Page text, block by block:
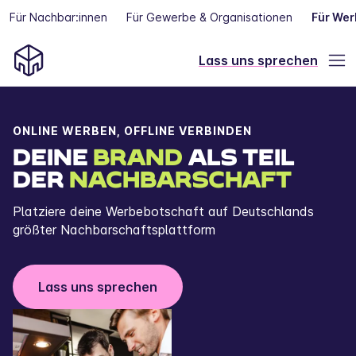
Für Nachbar:innen Für Gewerbe & Organisationen Für
Lass uns sprechen
ONLINE WERBEN, OFFLINE VERBINDEN
DEINE BRAND ALS TEIL
DER NACHBARSCHAFT
Platziere deine Werbebotschaft auf Deutschlands
größter Nachbarschaftsplattform
Lass uns sprechen